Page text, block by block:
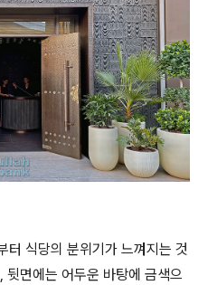
터 식당의 분위기가 느껴지는 것
면에는 어두운 바탕에 금색으